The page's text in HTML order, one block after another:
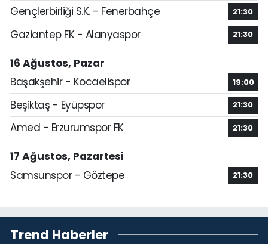
Gençlerbirliği S.K. - Fenerbahçe 21:30
Gaziantep FK - Alanyaspor 21:30
16 Ağustos, Pazar
Başakşehir - Kocaelispor
19:00
Beşiktaş - Eyüpspor 21:30
Amed - Erzurumspor FK 21:30
17 Ağustos, Pazartesi
Samsunspor - Göztepe
21:30
Trend Haberler